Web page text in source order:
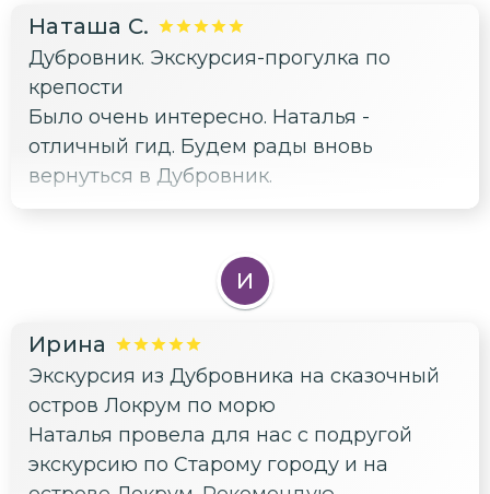
Наташа С.
Дубровник. Экскурсия-прогулка по
крепости
Было очень интересно. Наталья -
отличный гид. Будем рады вновь
вернуться в Дубровник.
И
Ирина
Экскурсия из Дубровника на сказочный
остров Локрум по морю
Наталья провела для нас с подругой
экскурсию по Старому городу и на